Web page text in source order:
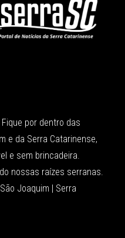
por dentro das
e da Serra Catarinense,
e sem brincadeira.
nossas raízes serranas.
São Joaquim | Serra